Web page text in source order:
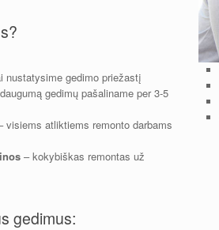
nustatysime gedimo priežastį
gedimų pašaliname per 3-5
visiems atliktiems remonto darbams
– kokybiškas remontas už
gedimus: